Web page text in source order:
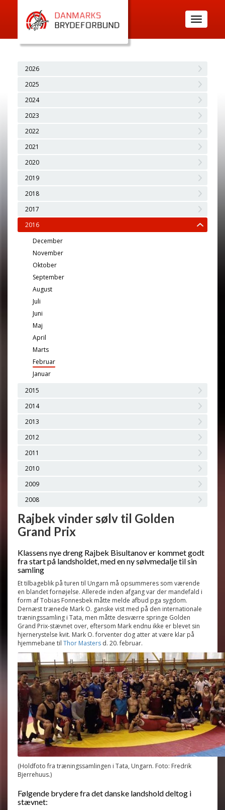
Toggle
navigation
2026
2025
2024
2023
2022
2021
2020
2019
2018
2017
2016
December
November
Oktober
September
August
Juli
Juni
Maj
April
Marts
Februar
Januar
2015
2014
2013
2012
2011
2010
2009
2008
Rajbek vinder sølv til Golden
Grand Prix
Klassens nye dreng Rajbek Bisultanov er kommet godt
fra start på landsholdet, med en ny sølvmedalje til sin
samling
Et tilbageblik på turen til Ungarn må opsummeres som værende
en blandet fornøjelse. Allerede inden afgang var der mandefald i
form af Tobias Fonnesbek måtte melde afbud pga sygdom.
Dernæst trænede Mark O. ganske vist med på den internationale
træningssamling i Tata, men måtte desværre springe Golden
Grand Prix-stævnet over, eftersom Mark endnu ikke er blevet sin
hjernerystelse kvit. Mark O. forventer dog atter at være klar på
hjemmebane til Thor Masters d. 20. februar.
(Holdfoto fra træningssamlingen i Tata, Ungarn. Foto: Fredrik
Bjerrehuus.)
Følgende brydere fra det danske landshold deltog i
stævnet: